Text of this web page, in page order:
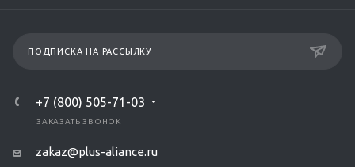
ПОДПИСКА НА РАССЫЛКУ
+7 (800) 505-71-03
ЗАКАЗАТЬ ЗВОНОК
zakaz@plus-aliance.ru